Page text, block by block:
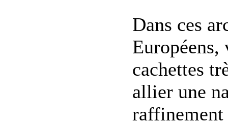
Dans ces
Européens,
cachettes
allier une
raffinement